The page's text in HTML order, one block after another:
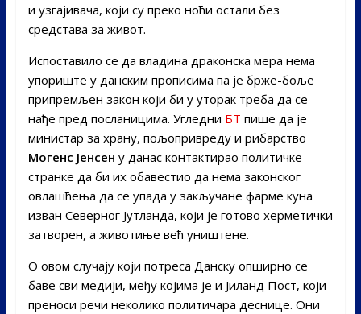
и узгајивача, који су преко ноћи остали без
средстава за живот.
Испоставило се да владина драконска мера нема
упориште у данским прописима па је брже-боље
припремљен закон који би у уторак треба да се
нађе пред посланицима. Угледни БТ пише да је
министар за храну, пољопривреду и рибарство
Могенс Јенсен у данас контактирао политичке
странке да би их обавестио да нема законског
овлашћења да се упада у закључане фарме куна
изван Северног Јутланда, који је готово херметички
затворен, а животиње већ уништене.
О овом случају који потреса Данску опширно се
баве сви медији, међу којима је и Јиланд Пост, који
преноси речи неколико политичара деснице. Они